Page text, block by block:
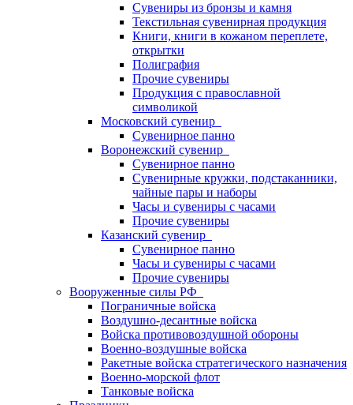
Сувениры из бронзы и камня
Текстильная сувенирная продукция
Книги, книги в кожаном переплете,
открытки
Полиграфия
Прочие сувениры
Продукция с православной
символикой
Московский сувенир
Сувенирное панно
Воронежский сувенир
Сувенирное панно
Сувенирные кружки, подстаканники,
чайные пары и наборы
Часы и сувениры с часами
Прочие сувениры
Казанский сувенир
Сувенирное панно
Часы и сувениры с часами
Прочие сувениры
Вооруженные силы РФ
Пограничные войска
Воздушно-десантные войска
Войска противовоздушной обороны
Военно-воздушные войска
Ракетные войска стратегического назначения
Военно-морской флот
Танковые войска